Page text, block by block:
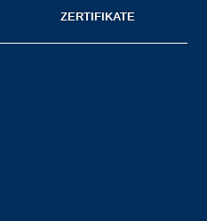
ZERTIFIKATE